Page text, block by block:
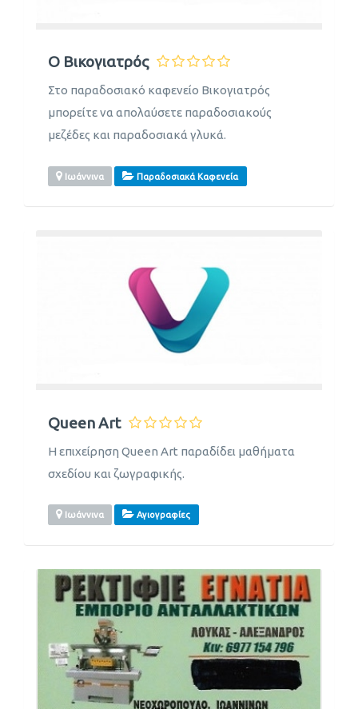
Ο Βικογιατρός
Στο παραδοσιακό καφενείο Βικογιατρός
μπορείτε να απολαύσετε παραδοσιακούς
μεζέδες και παραδοσιακά γλυκά.
Ιωάννινα Παραδοσιακά Καφενεία
Queen Art
Η επιχείρηση Queen Art παραδίδει μαθήματα
σχεδίου και ζωγραφικής.
Ιωάννινα Αγιογραφίες